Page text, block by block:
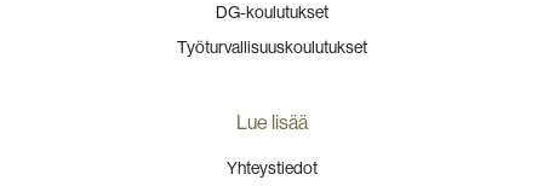
DG-koulutukset
Työturvallisuuskoulutukset
Lue lisää
Yhteystiedot